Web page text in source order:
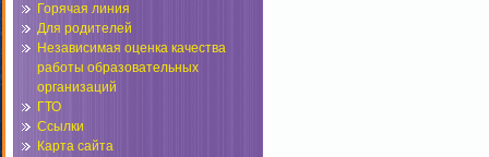
Горячая линия
Для родителей
Независимая оценка качества
работы образовательных
организаций
ГТО
Ссылки
Карта сайта